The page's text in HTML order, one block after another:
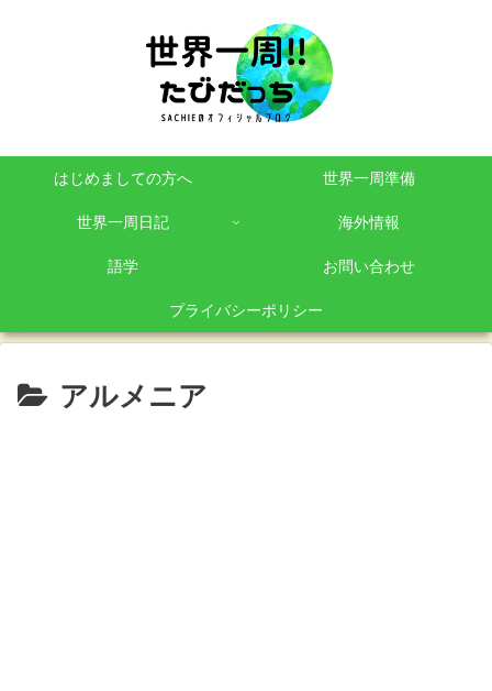
はじめましての方へ 世界一周準備
世界一周日記 海外情報
語学 お問い合わせ
プライバシーポリシー
アルメニア